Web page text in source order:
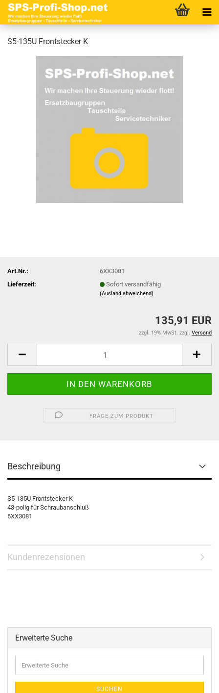
S5-135U Frontstecker K
Art.Nr.:
6XX3081
Lieferzeit:
Sofort versandfähig
(Ausland abweichend)
135,91 EUR
zzgl. 19% MwSt. zzgl. Versand
FRAGE ZUM PRODUKT
Beschreibung
S5-135U Frontstecker K
43-polig für Schraubanschluß
6XX3081
Kundenrezensionen
Erweiterte Suche
Suche
SUCHEN